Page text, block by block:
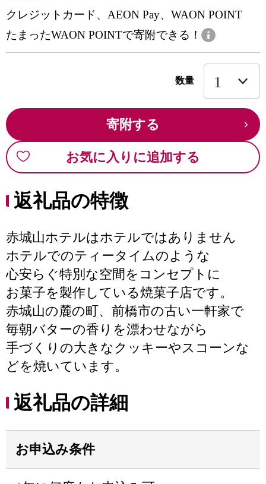
クレジットカード、AEON Pay、WAON POINT
たまったWAON POINTで寄附できる！
数量
寄附する
お気に入りに追加する
返礼品の特徴
赤城山ホテルはホテルではありません
ホテルでのティータイムのような
心安らぐ特別な空間をコンセプトに
お菓子を製作している焼菓子店です。
赤城山の麓の町、前橋市の古い一軒家で
毎朝バターの香りを漂わせながら
手づくりの大きなクッキーやスコーンな
どを焼いています。
返礼品の詳細
お申込み条件